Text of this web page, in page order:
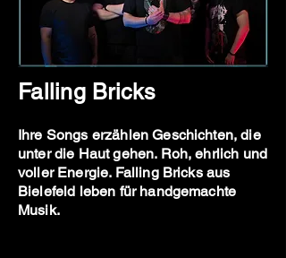
Falling Bricks
Ihre Songs erzählen Geschichten, die
unter die Haut gehen. Roh, ehrlich und
voller Energie. Falling Bricks aus
Bielefeld leben für handgemachte
Musik.